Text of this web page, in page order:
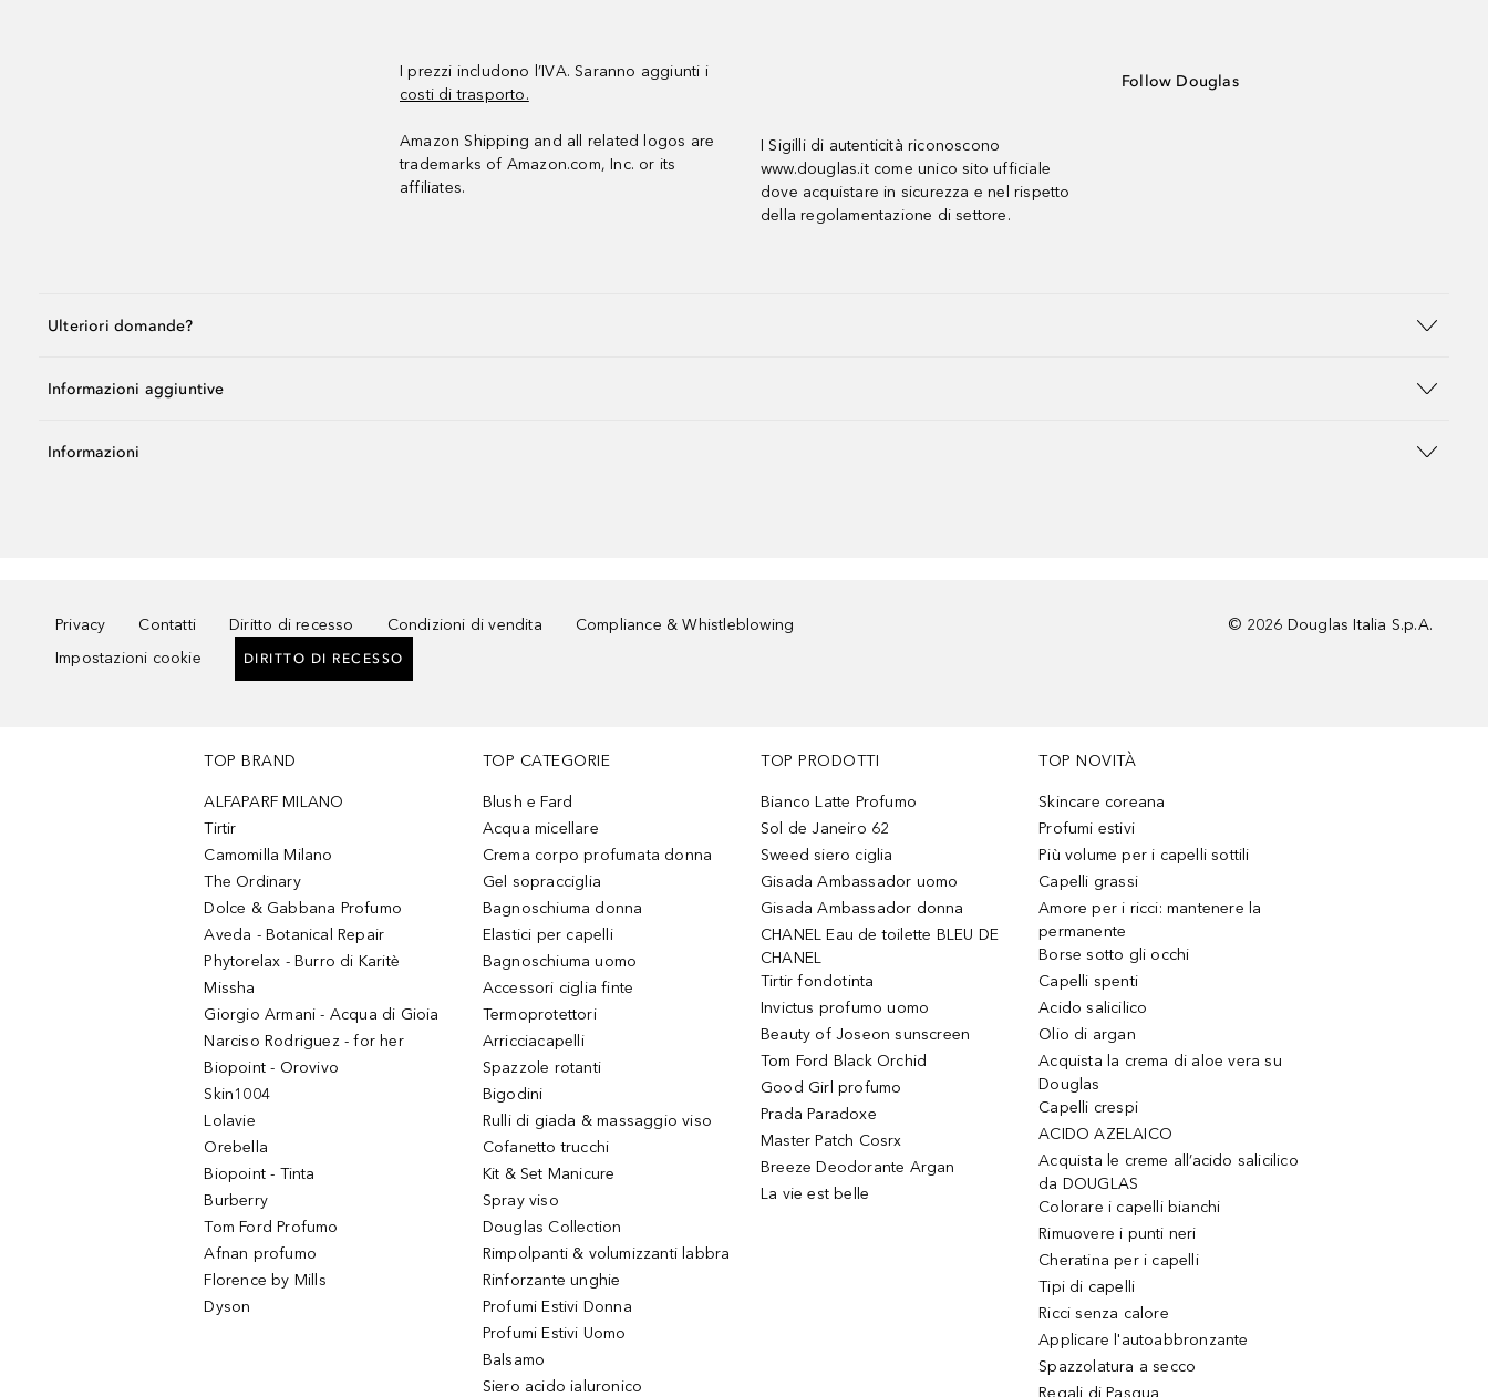
I prezzi includono l’IVA. Saranno aggiunti i
costi di trasporto.
Amazon Shipping and all related logos are
trademarks of Amazon.com, Inc. or its
affiliates.
I Sigilli di autenticità riconoscono
www.douglas.it come unico sito ufficiale
dove acquistare in sicurezza e nel rispetto
della regolamentazione di settore.
Follow Douglas
Ulteriori domande?
Informazioni aggiuntive
Informazioni
Privacy Contatti Diritto di recesso Condizioni di vendita
Compliance & Whistleblowing
Impostazioni cookie
DIRITTO DI RECESSO
© 2026 Douglas Italia S.p.A.
TOP BRAND
ALFAPARF MILANO
Tirtir
Camomilla Milano
The Ordinary
Dolce & Gabbana Profumo
Aveda - Botanical Repair
Phytorelax - Burro di Karitè
Missha
Giorgio Armani - Acqua di Gioia
Narciso Rodriguez - for her
Biopoint - Orovivo
Skin1004
Lolavie
Orebella
Biopoint - Tinta
Burberry
Tom Ford Profumo
Afnan profumo
Florence by Mills
Dyson
TOP CATEGORIE
Blush e Fard
Acqua micellare
Crema corpo profumata donna
Gel sopracciglia
Bagnoschiuma donna
Elastici per capelli
Bagnoschiuma uomo
Accessori ciglia finte
Termoprotettori
Arricciacapelli
Spazzole rotanti
Bigodini
Rulli di giada & massaggio viso
Cofanetto trucchi
Kit & Set Manicure
Spray viso
Douglas Collection
Rimpolpanti & volumizzanti labbra
Rinforzante unghie
Profumi Estivi Donna
Profumi Estivi Uomo
Balsamo
Siero acido ialuronico
TOP PRODOTTI
Bianco Latte Profumo
Sol de Janeiro 62
Sweed siero ciglia
Gisada Ambassador uomo
Gisada Ambassador donna
CHANEL Eau de toilette BLEU DE
CHANEL
Tirtir fondotinta
Invictus profumo uomo
Beauty of Joseon sunscreen
Tom Ford Black Orchid
Good Girl profumo
Prada Paradoxe
Master Patch Cosrx
Breeze Deodorante Argan
La vie est belle
TOP NOVITÀ
Skincare coreana
Profumi estivi
Più volume per i capelli sottili
Capelli grassi
Amore per i ricci: mantenere la
permanente
Borse sotto gli occhi
Capelli spenti
Acido salicilico
Olio di argan
Acquista la crema di aloe vera su
Douglas
Capelli crespi
ACIDO AZELAICO
Acquista le creme all’acido salicilico
da DOUGLAS
Colorare i capelli bianchi
Rimuovere i punti neri
Cheratina per i capelli
Tipi di capelli
Ricci senza calore
Applicare l'autoabbronzante
Spazzolatura a secco
Regali di Pasqua